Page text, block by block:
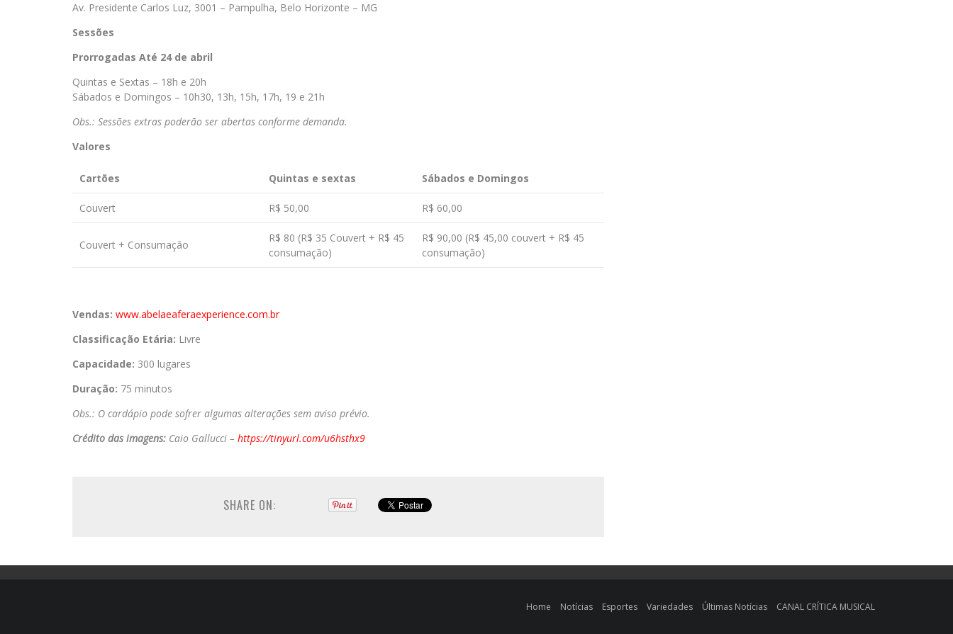
Av. Presidente Carlos Luz, 3001 – Pampulha, Belo Horizonte – MG
Sessões
Prorrogadas Até 24 de abril
Quintas e Sextas – 18h e 20h
Sábados e Domingos – 10h30, 13h, 15h, 17h, 19 e 21h
Obs.: Sessões extras poderão ser abertas conforme demanda.
Valores
Cartões Quintas e sextas Sábados e Domingos
Couvert R$ 50,00 R$ 60,00
Couvert + Consumação
R$ 80 (R$ 35 Couvert + R$ 45
consumação)
R$ 90,00 (R$ 45,00 couvert + R$ 45
consumação)
Vendas: www.abelaeaferaexperience.com.br
Classificação Etária: Livre
Capacidade: 300 lugares
Duração: 75 minutos
Obs.: O cardápio pode sofrer algumas alterações sem aviso prévio.
Crédito das imagens: Caio Gallucci – https://tinyurl.com/u6hsthx9
SHARE ON:
Home Notícias Esportes Variedades Últimas Notícias CANAL CRÍTICA MUSICAL